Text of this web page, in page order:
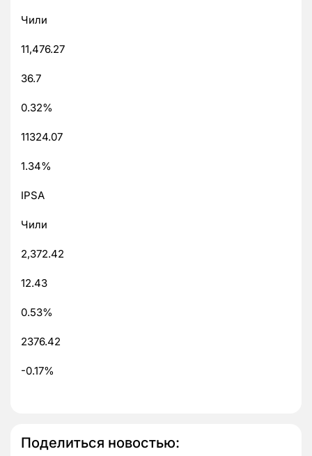
Чили
11,476.27
36.7
0.32%
11324.07
1.34%
IPSA
Чили
2,372.42
12.43
0.53%
2376.42
-0.17%
Поделиться новостью: